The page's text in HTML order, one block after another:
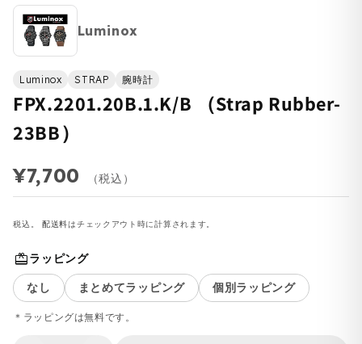
Luminox
Luminox STRAP 腕時計
FPX.2201.20B.1.K/B （Strap Rubber-
23BB）
¥7,700 （税込）
税込。配送料はチェックアウト時に計算されます。
redeemラッピング
なし
まとめてラッピング 個別ラッピング
＊ラッピングは無料です。